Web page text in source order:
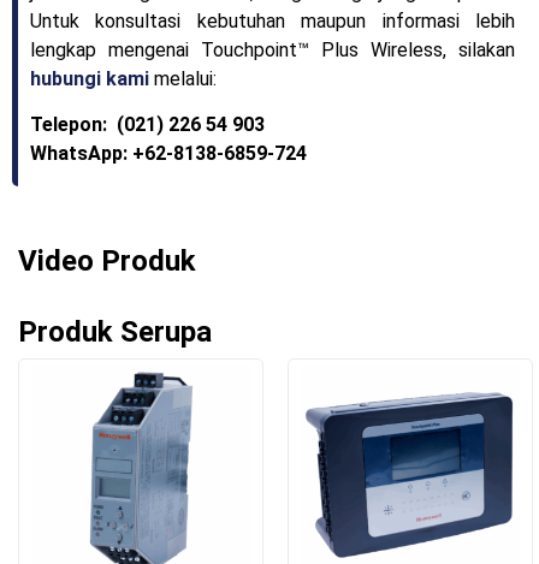
Untuk konsultasi kebutuhan maupun informasi lebih
lengkap mengenai Touchpoint™ Plus Wireless, silakan
hubungi kami melalui:
Telepon: (021) 226 54 903
WhatsApp: +62-8138-6859-724
Video Produk
Produk Serupa